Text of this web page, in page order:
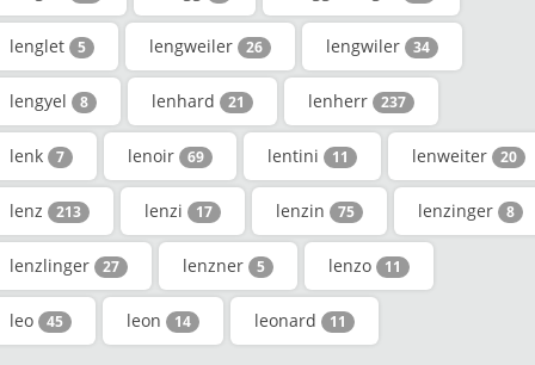
lenglet 5 lengweiler 26 lengwiler 34
lengyel 8 lenhard 21 lenherr 237
lenk 7 lenoir 69 lentini 11 lenweiter 20
lenz 213 lenzi 17 lenzin 75 lenzinger 8
lenzlinger 27 lenzner 5 lenzo 11
leo 45 leon 14 leonard 11